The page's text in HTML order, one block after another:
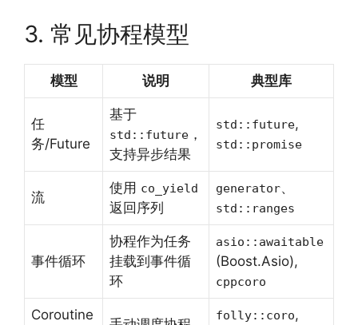
3. 常见协程模型
模型 说明 典型库
任
务/Future
基于
std::future ，
支持异步结果
std::future,
std::promise
流
使用 co_yield
返回序列
generator、
std::ranges
事件循环
协程作为任务
挂载到事件循
环
asio::awaitable
(Boost.Asio),
cppcoro
Coroutine folly::coro,